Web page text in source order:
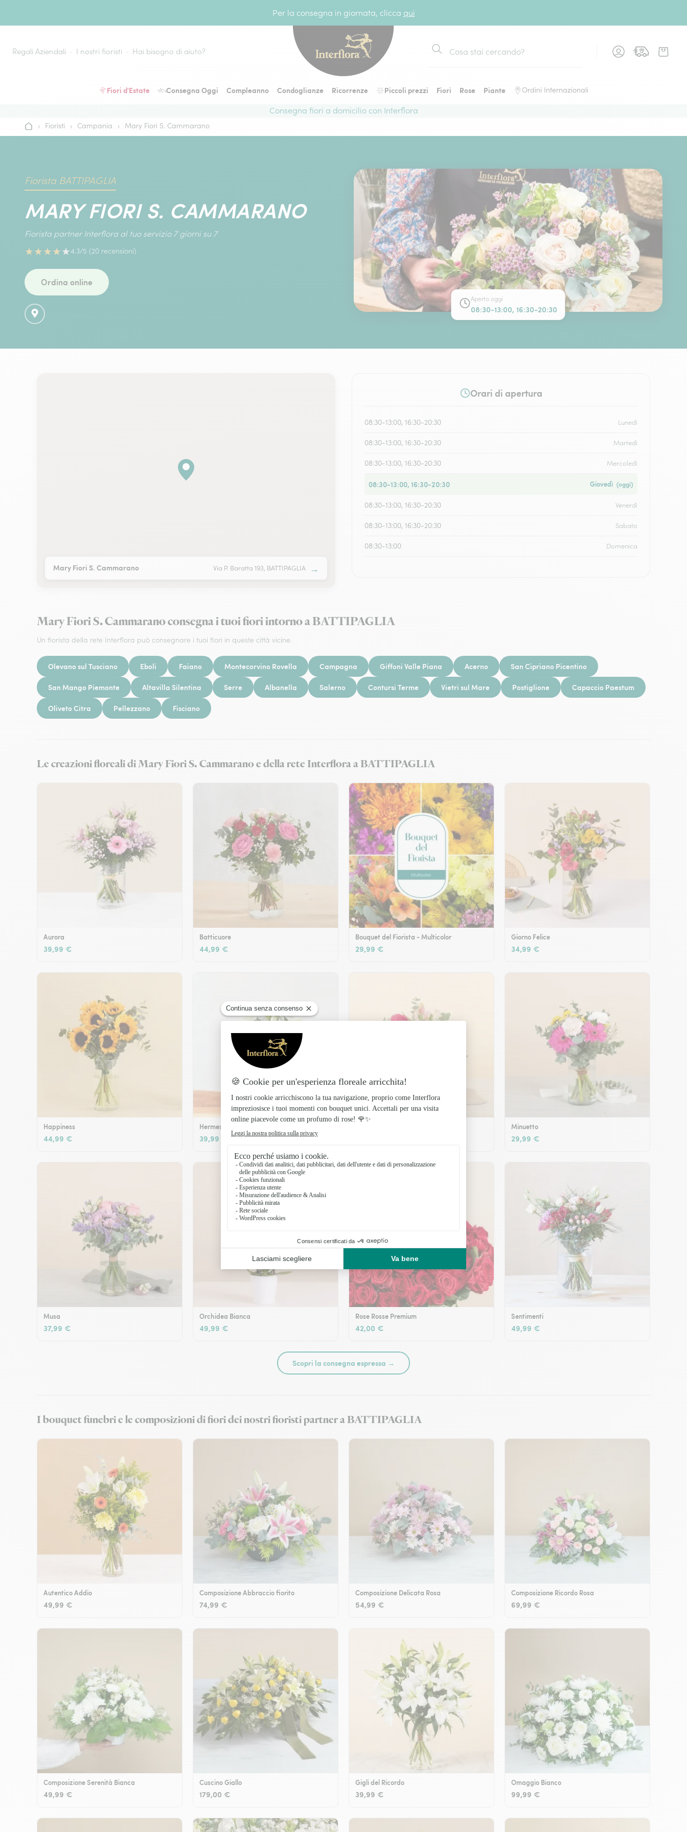
Per la consegna in giornata, clicca qui
Regali Aziendali I nostri fioristi Hai bisogno di aiuto?
Cerca
Fiori d'Estate Consegna Oggi Compleanno Condoglianze Ricorrenze Piccoli prezzi Fiori Rose Piante Ordini Internazionali
Consegna fiori a domicilio con Interflora
Home› Fioristi › Campania › Mary Fiori S. Cammarano
Fiorista BATTIPAGLIA
MARY FIORI S. CAMMARANO
Fiorista partner Interflora al tuo servizio 7 giorni su 7
★★★★★4.3/5 (20 recensioni)
Ordina online
Aperto oggi
08:30-13:00, 16:30-20:30
Mary Fiori S. Cammarano Via P. Baratta 193, BATTIPAGLIA →
Orari di apertura
08:30-13:00, 16:30-20:30 Lunedì
08:30-13:00, 16:30-20:30 Martedì
08:30-13:00, 16:30-20:30 Mercoledì
08:30-13:00, 16:30-20:30 Giovedì (oggi)
08:30-13:00, 16:30-20:30 Venerdì
08:30-13:00, 16:30-20:30 Sabato
08:30-13:00 Domenica
Mary Fiori S. Cammarano consegna i tuoi fiori intorno a BATTIPAGLIA
Un fiorista della rete Interflora può consegnare i tuoi fiori in queste città vicine.
Olevano sul Tusciano Eboli Faiano Montecorvino Rovella Campagna Giffoni Valle Piana Acerno San Cipriano Picentino
San Mango Piemonte Altavilla Silentina Serre Albanella Salerno Contursi Terme Vietri sul Mare Postiglione Capaccio Paestum
Oliveto Citra Pellezzano Fisciano
Le creazioni floreali di Mary Fiori S. Cammarano e della rete Interflora a BATTIPAGLIA
Aurora
39,99 €
Batticuore
44,99 €
Bouquet del Fiorista - Multicolor
29,99 €
Giorno Felice
34,99 €
Happiness
44,99 €
Hermes
39,99 €
Minuetto
29,99 €
Musa
37,99 €
Orchidea Bianca
49,99 €
Rose Rosse Premium
42,00 €
Sentimenti
49,99 €
Scopri la consegna espressa →
I bouquet funebri e le composizioni di fiori dei nostri fioristi partner a BATTIPAGLIA
Autentico Addio
49,99 €
Composizione Abbraccio fiorito
74,99 €
Composizione Delicata Rosa
54,99 €
Composizione Ricordo Rosa
69,99 €
Composizione Serenità Bianca
49,99 €
Cuscino Giallo
179,00 €
Gigli del Ricordo
39,99 €
Omaggio Bianco
99,99 €